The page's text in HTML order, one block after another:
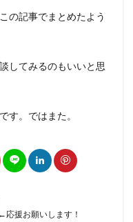
の記事でまとめたよう
してみるのもいいと思
す。ではまた。
←応援お願いします！